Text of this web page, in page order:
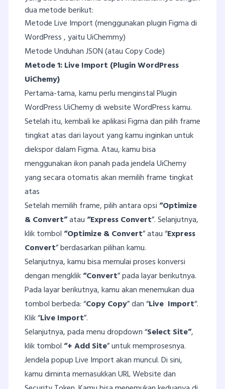
dua metode berikut:
Metode Live Import (menggunakan plugin Figma di
WordPress , yaitu UiChemmy)
Metode Unduhan JSON (atau Copy Code)
Metode 1: Live Import (Plugin WordPress
UiChemy)
Pertama-tama, kamu perlu menginstal Plugin
WordPress UiChemy di website WordPress kamu.
Setelah itu, kembali ke aplikasi Figma dan pilih frame
tingkat atas dari layout yang kamu inginkan untuk
diekspor dalam Figma. Atau, kamu bisa
menggunakan ikon panah pada jendela UiChemy
yang secara otomatis akan memilih frame tingkat
atas
Setelah memilih frame, pilih antara opsi“Optimize
& Convert”atau“Express Convert”. Selanjutnya,
klik tombol“Optimize & Convert” atau “Express
Convert” berdasarkan pilihan kamu.
Selanjutnya, kamu bisa memulai proses konversi
dengan mengklik“Convert” pada layar berikutnya.
Pada layar berikutnya, kamu akan menemukan dua
tombol berbeda: “Copy Copy” dan “Live Import“.
Klik “Live Import”.
Selanjutnya, pada menu dropdown “Select Site”,
klik tombol“+ Add Site” untuk memprosesnya.
Jendela popup Live Import akan muncul. Di sini,
kamu diminta memasukkan URL Website dan